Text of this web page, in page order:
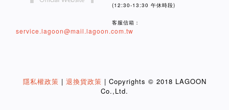
(12:30-13:30 午休時段)
客服信箱：
service.lagoon@mail.lagoon.com.tw
隱私權政策 | 退換貨政策 | Copyrights © 2018 LAGOON
Co.,Ltd.